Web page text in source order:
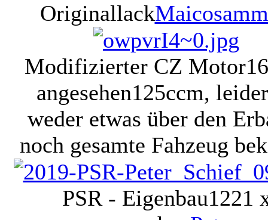
Originallack
Modifizierter CZ Motor
angesehen125ccm,
weder etwas über den
noch gesamte Fahzeug
PSR - Eigenbau1221